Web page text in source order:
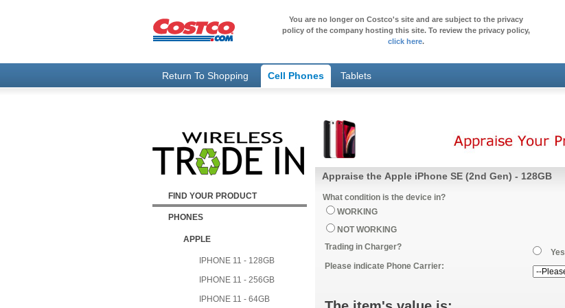
You are no longer on Costco's site and are subject to the privacy
policy of the company hosting this site. To review the privacy policy,
click here.
Return To Shopping Cell Phones Tablets
FIND YOUR PRODUCT
PHONES
APPLE
IPHONE 11 - 128GB
IPHONE 11 - 256GB
IPHONE 11 - 64GB
Appraise the Apple iPhone SE (2nd Gen) - 128GB
What condition is the device in?
WORKING
NOT WORKING
Trading in Charger?
Yes
Please indicate Phone Carrier: